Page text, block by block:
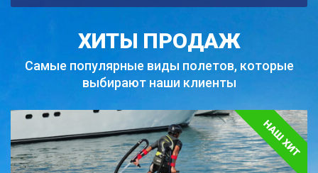
ХИТЫ ПРОДАЖ
Самые популярные виды полетов, которые
выбирают наши клиенты